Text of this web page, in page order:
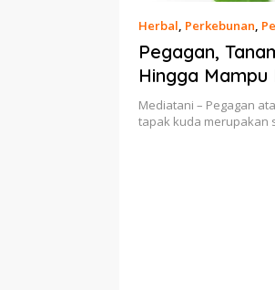
Herbal, Perkebunan,
Pegagan,
Hingga
Mediatani – Pegagan
tapak kuda merupakan